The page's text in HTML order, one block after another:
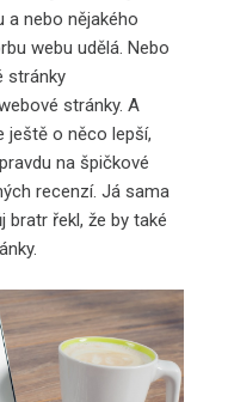
a nebo nějakého
webu udělá. Nebo
stránky
stránky. A
ještě o něco lepší,
na špičkové
recenzí. Já sama
bratr řekl, že by také